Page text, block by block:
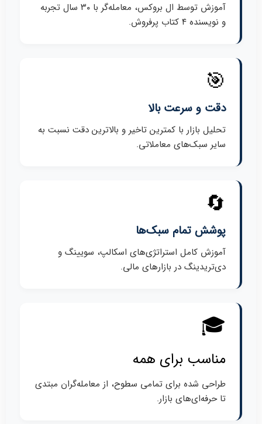
آموزش توسط ال بروکس، معامله‌گر با ۳۰ سال تجربه
و نویسنده ۴ کتاب پرفروش.
🎯
دقت و سرعت بالا
تحلیل بازار با کمترین تاخیر و بالاترین دقت نسبت به
سایر سبک‌های معاملاتی.
🔄
پوشش تمام سبک‌ها
آموزش کامل استراتژی‌های اسکالپ، سویینگ و
دی‌تریدینگ در بازارهای مالی.
🎓
مناسب برای همه
طراحی شده برای تمامی سطوح، از معامله‌گران مبتدی
تا حرفه‌ای‌های بازار.